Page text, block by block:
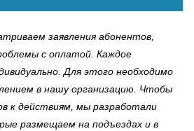
заявления абонентов,
с оплатой. Каждое
Для этого необходимо
в нашу организацию. Чтобы
к действиям, мы разработали
размещаем на подъездах и в